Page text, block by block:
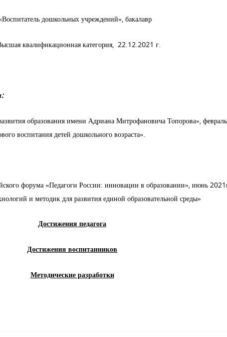
дошкольных учреждений», бакалавр
квалификационная категория, 22.12.2021 г.
образования имени Адриана Митрофановича Топорова»,
воспитания детей дошкольного возраста».
форума «Педагоги России: инновации в образовании», июнь
и методик для развития единой образовательной среды»
Достижения педагога
Достижения воспитанников
Методические разработки